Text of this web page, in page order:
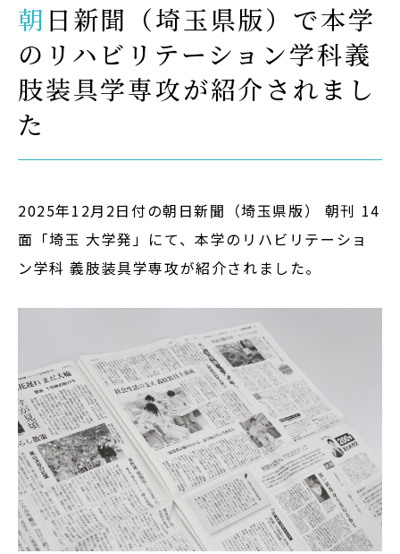
入学案内
Admission
入試イベント
OpenCampus
アクセス
Access
受験生の方
在学生の方
卒業生の方
大学院生の方・修了生の方
朝日新聞（埼玉県版）で本学
のリハビリテーション学科義
肢装具学専攻が紹介されまし
た
2025年12月2日付の朝日新聞（埼玉県版） 朝刊 14
面「埼玉 大学発」にて、本学のリハビリテーショ
ン学科 義肢装具学専攻が紹介されました。